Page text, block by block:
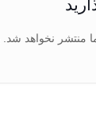
منتشر نخواهد شد.